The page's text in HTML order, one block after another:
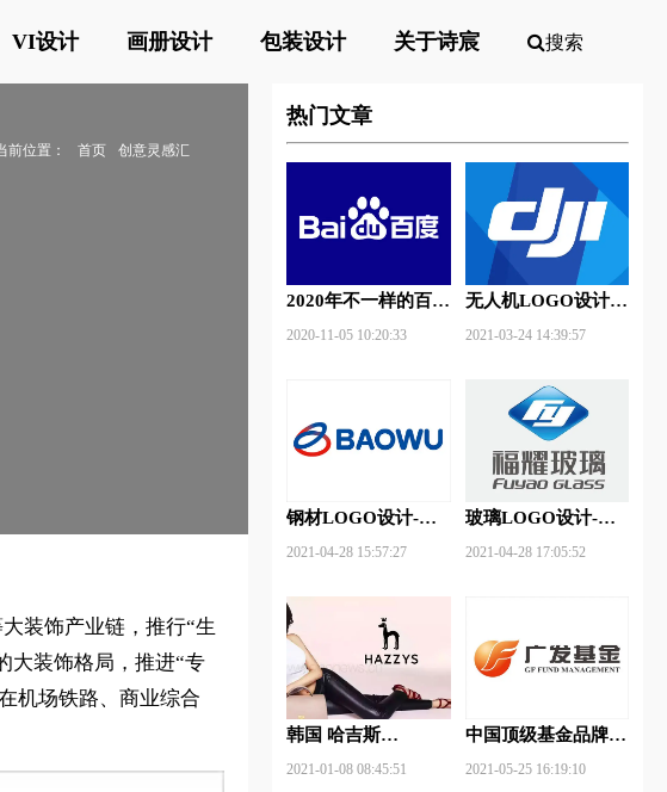
VI设计 画册设计 包装设计 关于诗宸 搜索
前位置： 首页
创意灵感汇
装饰产业链，推行“生
大装饰格局，推进“专
机场铁路、商业综合
热门文章
2020年不一样的百度
2020-11-05 10:20:33
无人机LOGO设计-
计
2021-03-24 14:39:57
钢材LOGO设计-宝
2021-04-28 15:57:27
玻璃LOGO设计-
logo设计
2021-04-28 17:05:52
韩国 哈吉斯
更新LOGO
2021-01-08 08:45:51
中国顶级基金品牌
领先品牌
2021-05-25 16:19:10